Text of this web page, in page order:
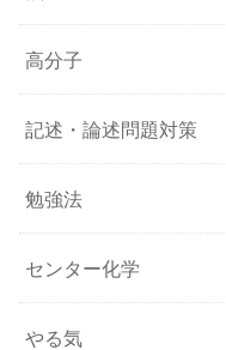
高分子
記述・論述問題対策
勉強法
センター化学
やる気